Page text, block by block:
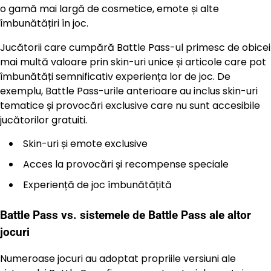
o gamă mai largă de cosmetice, emote și alte
îmbunătățiri în joc.
Jucătorii care cumpără Battle Pass-ul primesc de obicei
mai multă valoare prin skin-uri unice și articole care pot
îmbunătăți semnificativ experiența lor de joc. De
exemplu, Battle Pass-urile anterioare au inclus skin-uri
tematice și provocări exclusive care nu sunt accesibile
jucătorilor gratuiti.
Skin-uri și emote exclusive
Acces la provocări și recompense speciale
Experiență de joc îmbunătățită
Battle Pass vs. sistemele de Battle Pass ale altor
jocuri
Numeroase jocuri au adoptat propriile versiuni ale